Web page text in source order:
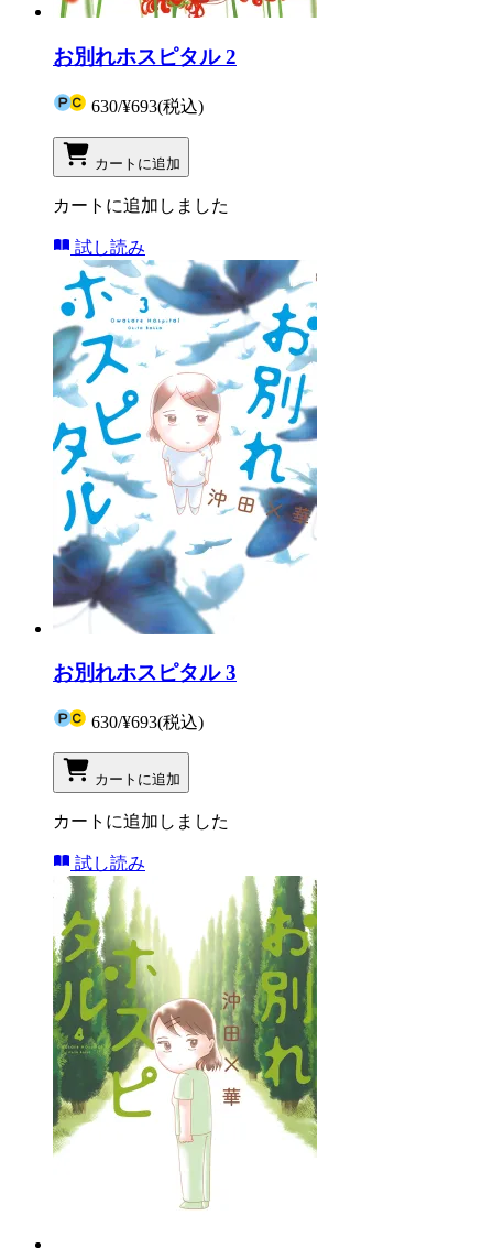
お別れホスピタル 2
630/¥693(税込)
カートに追加
カートに追加しました
試し読み
お別れホスピタル 3
630/¥693(税込)
カートに追加
カートに追加しました
試し読み